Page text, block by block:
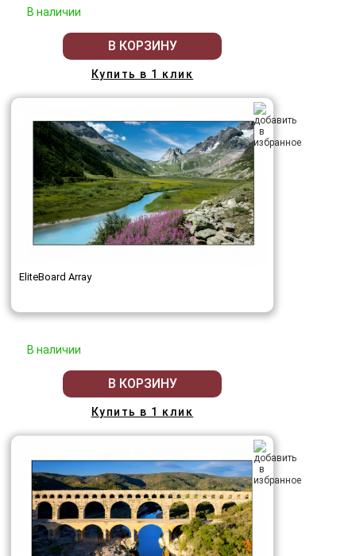
В наличии
В КОРЗИНУ
Купить в 1 клик
EliteBoard Array
В наличии
В КОРЗИНУ
Купить в 1 клик